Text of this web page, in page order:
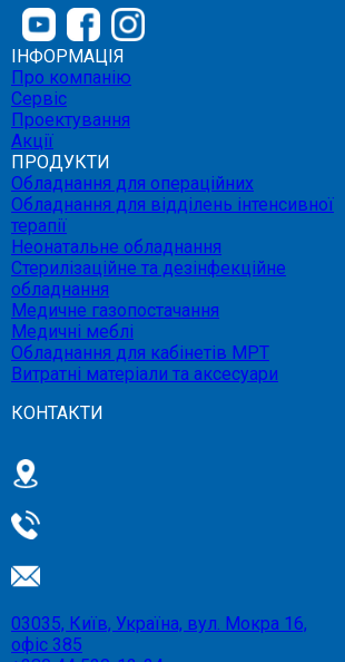
ІНФОРМАЦІЯ
Про компанію
Сервіс
Проектування
Акції
ПРОДУКТИ
Обладнання для операційних
Обладнання для відділень інтенсивної
терапії
Неонатальне обладнання
Стерилізаційне та дезінфекційне
обладнання
Медичне газопостачання
Медичні меблі
Обладнання для кабінетів МРТ
Витратні матеріали та аксесуари
КОНТАКТИ
03035, Київ, Україна, вул. Мокра 16,
офіс 385